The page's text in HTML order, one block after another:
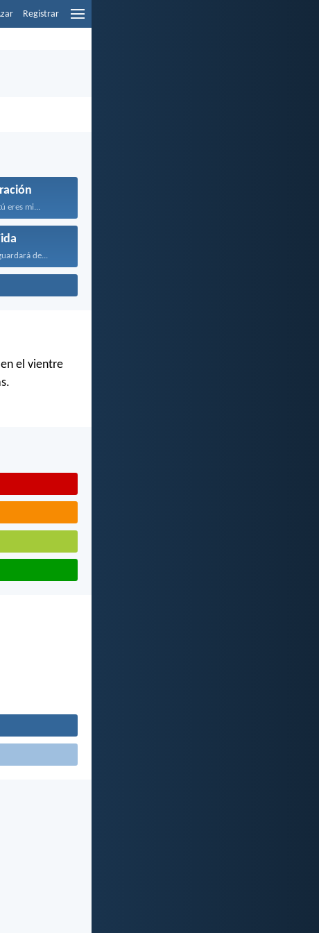
Registrar
eres mi...
de...
el vientre